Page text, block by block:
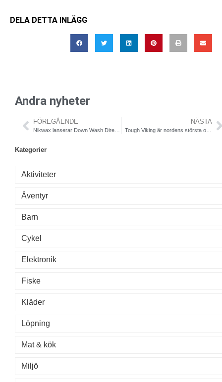
DELA DETTA INLÄGG
Andra nyheter
FÖREGÅENDE NÄSTA
Tough Viking är nordens största och brutalaste Obstacle Race
Kategorier
Aktiviteter
Äventyr
Barn
Cykel
Elektronik
Fiske
Kläder
Löpning
Mat & kök
Miljö